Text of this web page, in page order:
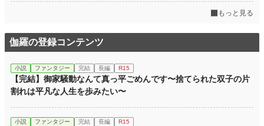
もっと見る
伽羅の登録コンテンツ
小説 ファンタジー 完結 長編 R15
【完結】御家騒動なんて真っ平ごめんです〜捨てられた双子の片
割れは平凡な人生を歩みたい〜
小説 ファンタジー 完結 長編 R15